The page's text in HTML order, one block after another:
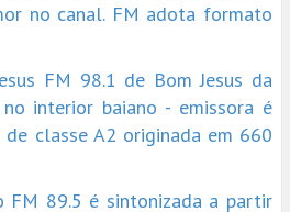
no canal. FM adota formato
FM 98.1 de Bom Jesus da
interior baiano - emissora é
classe A2 originada em 660
FM 89.5 é sintonizada a partir